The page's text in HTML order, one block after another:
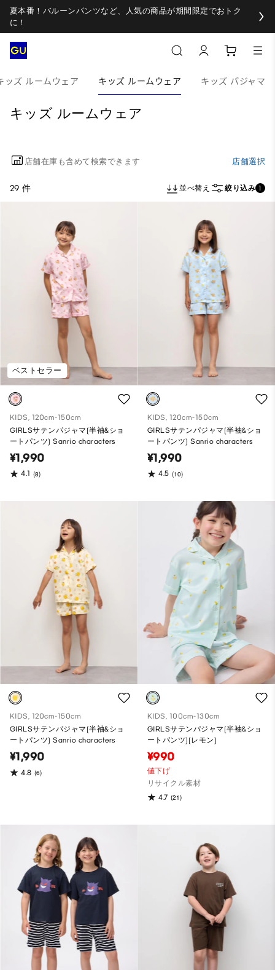
夏本番！バルーンパンツなど、人気の商品が期間限定でおトク
に！
ッズ ルームウェア キッズ ルームウェア キッズ パジャマ
キッズ ルームウェア
店舗在庫も含めて検索できます 店舗選択
29 件 並べ替え 絞り込み 1
ベストセラー
KIDS, 120cm-150cm
GIRLSサテンパジャマ(半袖&ショ
ートパンツ) Sanrio characters
¥1,990
4.1 (8)
KIDS, 120cm-150cm
GIRLSサテンパジャマ(半袖&ショ
ートパンツ) Sanrio characters
¥1,990
4.5 (10)
KIDS, 120cm-150cm
GIRLSサテンパジャマ(半袖&ショ
ートパンツ) Sanrio characters
¥1,990
4.8 (6)
KIDS, 100cm-130cm
GIRLSサテンパジャマ(半袖&ショ
ートパンツ)(レモン)
¥990
値下げ
リサイクル素材
4.7 (21)